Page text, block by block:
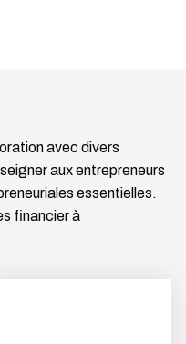
avec divers
aux entrepreneurs
essentielles.
financier à